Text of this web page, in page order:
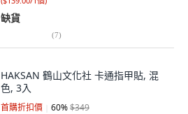
缺貨
(7)
HAKSAN 鶴山文化社 卡通指甲貼, 混
色, 3入
首購折扣價 60%$349